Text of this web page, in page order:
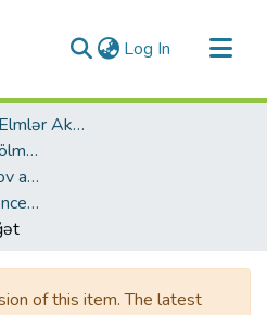
Log In (current)
Azərbaycan Milli Elmlər Akademiyası
AMEA İctimai Elmlər Bölməsi
Akademik Ziya Bünyadov adına Şərqşünaslıq İnstitutu
İstinad Kitabları (Reference Books)
of this item. The latest